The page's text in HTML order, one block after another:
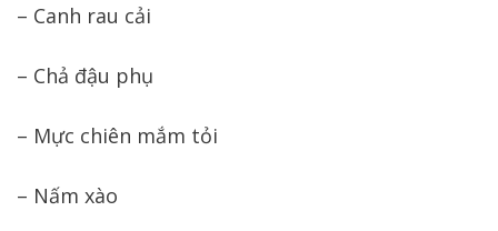
– Canh rau cải
– Chả đậu phụ
– Mực chiên mắm tỏi
– Nấm xào